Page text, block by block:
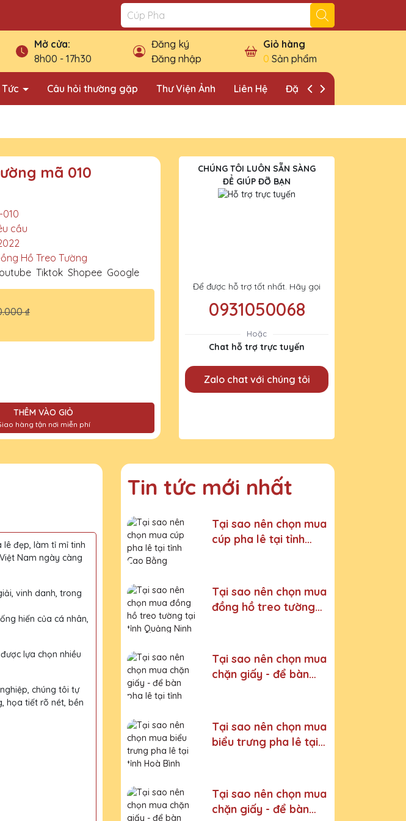
Mở cửa:
8h00 - 17h30
Đăng ký
Đăng nhập
Giỏ hàng
0 Sản phẩm
Câu hỏi thường gặp Thư Viện Ảnh Liên Hệ Đặt Lịch Khảo Sát
mã 010
cầu
Hồ Treo Tường
Tiktok Shopee Google
₫
THÊM VÀO GIỎ
hàng tận nơi miễn phí
CHÚNG TÔI LUÔN SẴN SÀNG
ĐỂ GIÚP ĐỠ BẠN
Để được hỗ trợ tốt nhất. Hãy gọi
0931050068
Hoặc
Chat hỗ trợ trực tuyến
Zalo chat với chúng tôi
lê đẹp, làm tỉ mỉ tinh
Nam ngày càng
vinh danh, trong
hiến của cá nhân,
lựa chọn nhiều
chúng tôi tự
họa tiết rõ nét, bền
Tin tức mới nhất
Tại sao nên chọn mua
cúp pha lê tại tỉnh
Tại sao nên chọn mua
đồng hồ treo tường
Tại sao nên chọn mua
chặn giấy - để bàn
Tại sao nên chọn mua
biểu trưng pha lê tại
Tại sao nên chọn mua
chặn giấy - để bàn